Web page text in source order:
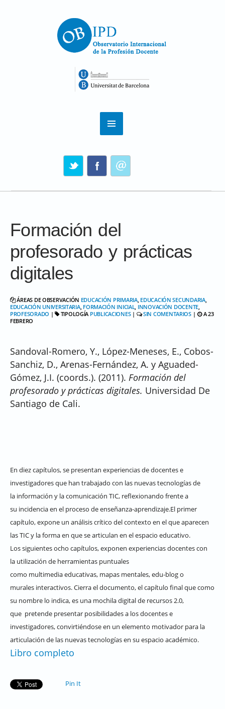
Formación del
profesorado y prácticas
digitales
ÁREAS DE OBSERVACIÓN EDUCACIÓN PRIMARIA, EDUCACIÓN SECUNDARIA,
EDUCACIÓN UNIVERSITARIA, FORMACIÓN INICIAL, INNOVACIÓN DOCENTE,
PROFESORADO | TIPOLOGÍA PUBLICACIONES| SIN COMENTARIOS|
A 23
FEBRERO
Sandoval-Romero, Y., López-Meneses, E., Cobos-
Sanchiz, D., Arenas-Fernández, A. y Aguaded-
Gómez, J.I. (coords.). (2011). Formación del
profesorado y prácticas digitales. Universidad De
Santiago de Cali.
En diez capítulos, se presentan experiencias de docentes e
investigadores que han trabajado con las nuevas tecnologías de
la información y la comunicación TIC, reflexionando frente a
su incidencia en el proceso de enseñanza-aprendizaje.El primer
capítulo, expone un análisis crítico del contexto en el que aparecen
las TIC y la forma en que se articulan en el espacio educativo.
Los siguientes ocho capítulos, exponen experiencias docentes con
la utilización de herramientas puntuales
como multimedia educativas, mapas mentales, edu-blog o
murales interactivos. Cierra el documento, el capítulo final que como
su nombre lo indica, es una mochila digital de recursos 2.0,
que pretende presentar posibilidades a los docentes e
investigadores, convirtiéndose en un elemento motivador para la
articulación de las nuevas tecnologías en su espacio académico.
Libro completo
Pin It